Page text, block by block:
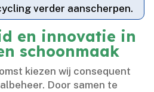
verder aanscherpen.​
en innovatie in
schoonmaak
kiezen wij consequent
Door samen te